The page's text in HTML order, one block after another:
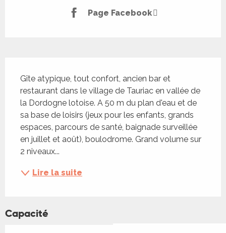
Page Facebook
Gîte atypique, tout confort, ancien bar et
restaurant dans le village de Tauriac en vallée de
la Dordogne lotoise. A 50 m du plan d'eau et de
sa base de loisirs (jeux pour les enfants, grands
espaces, parcours de santé, baignade surveillée
en juillet et août), boulodrome. Grand volume sur
2 niveaux...
Lire la suite
Capacité